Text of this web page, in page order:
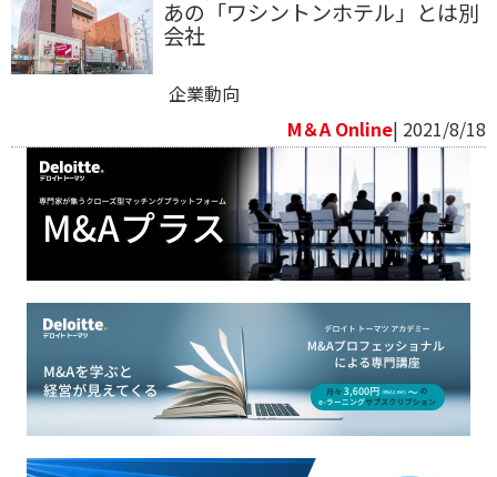
あの「ワシントンホテル」とは別
会社
企業動向
M＆A Online| 2021/8/18